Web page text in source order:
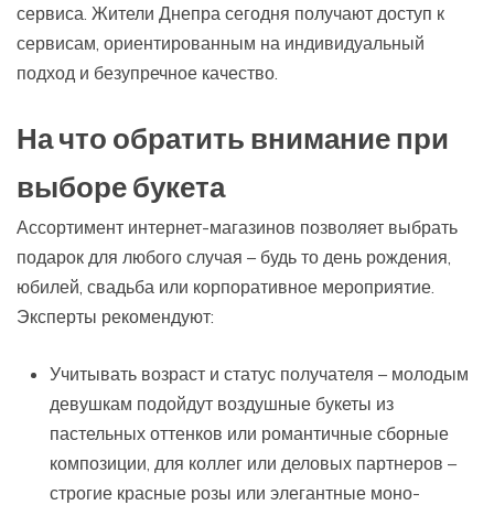
сервиса. Жители Днепра сегодня получают доступ к
сервисам, ориентированным на индивидуальный
подход и безупречное качество.
На что обратить внимание при
выборе букета
Ассортимент интернет-магазинов позволяет выбрать
подарок для любого случая – будь то день рождения,
юбилей, свадьба или корпоративное мероприятие.
Эксперты рекомендуют:
Учитывать возраст и статус получателя – молодым
девушкам подойдут воздушные букеты из
пастельных оттенков или романтичные сборные
композиции, для коллег или деловых партнеров –
строгие красные розы или элегантные моно-